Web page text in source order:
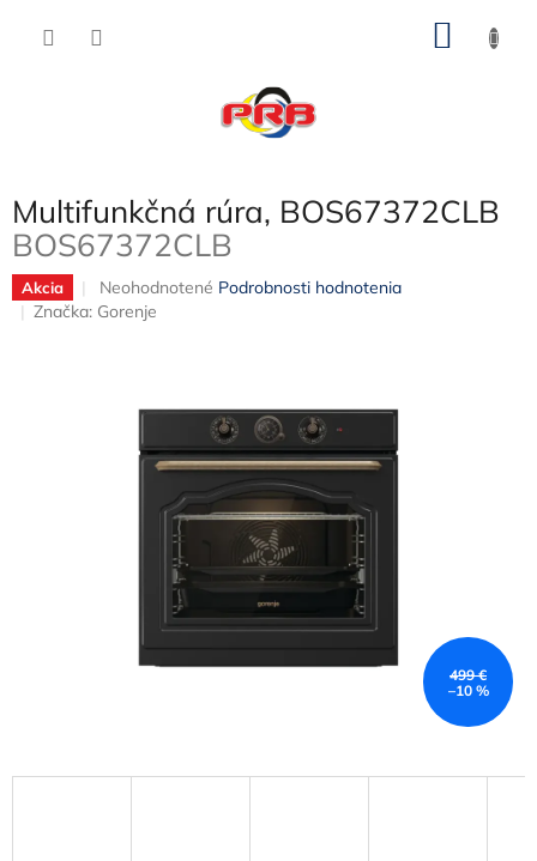
Multifunkčná rúra, BOS67372CLB
BOS67372CLB
Akcia
Priemerné
hodnotenie
hviezdičiek.
Neohodnotené Podrobnosti hodnotenia
Značka: Gorenje
499 €
–10 %